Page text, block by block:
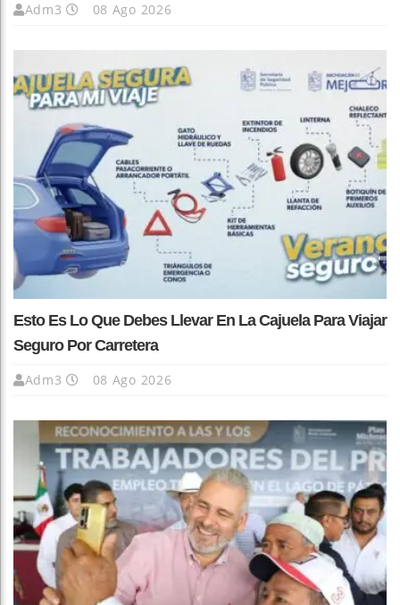
Adm3 08 Ago 2026
Esto Es Lo Que Debes Llevar En La Cajuela Para Viajar
Seguro Por Carretera
Adm3 08 Ago 2026